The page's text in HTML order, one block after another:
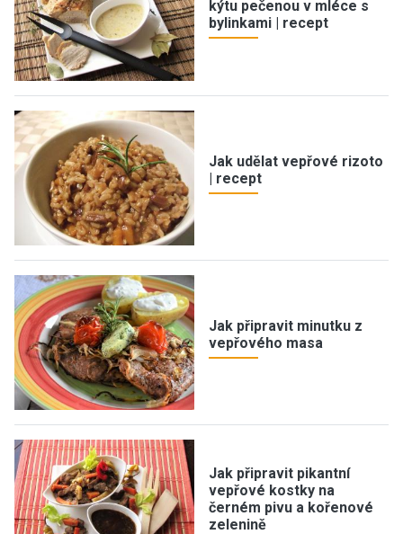
kýtu pečenou v mléce s
bylinkami | recept
Jak udělat vepřové rizoto
| recept
Jak připravit minutku z
vepřového masa
Jak připravit pikantní
vepřové kostky na
černém pivu a kořenové
zelenině